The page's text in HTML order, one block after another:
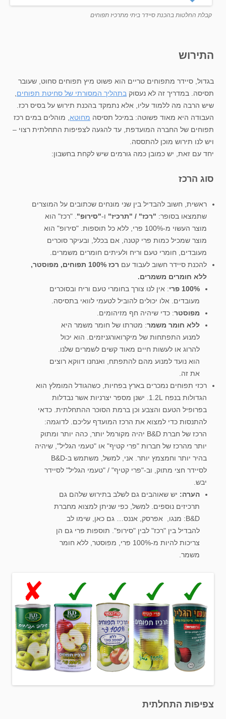
קבלת החלטות בהכנת סיידר ביתי מתרכיז תפוחים
התירוש
בגדול, סיידר מתפוחים טריים הוא פשוט מיץ תפוחים סחוט, שעובר
תסיסה. במדריך זה לא נעסוק בתהליך המסורתי של סחיטת תפוחים
שיש הרבה מה ללמוד עליו, אלא נתמקד בהכנת תירוש על בסיס רכז.
העבודה היא מאוד פשוטה: במיכל תסיסה מחוטא , מוהלים במים רכז
תפוחים של החברה המועדפת, עד להגעה לצפיפות התחלתית רצוי –
ויש לנו תירוש מוכן להתססה.
יחד עם זאת, יש כמובן כמה גורמים שיש לקחת בחשבון:
סוג הרכז
ראשית, חשוב להבדיל בין שני מונחים שכתובים על המוצרים
שתמצאו בסופר: "רכז" / "תרכיז" ו-"סירופ" . "רכז" הוא
מוצר העשוי מ-100% פרי, ללא כל תוספות. "סירופ" הוא
מוצר שמכיל כמות פרי קטנה, אם בכלל, ובעיקר סוכרים
מעובדים, חומרי טעם וריח ולעיתים חומרים משמרים.
להכנת סיידר חשוב לעבוד עם
רכז 100% תפוחים, מפוסטר,
ללא חומרים משמרים.
100% פרי
: אין לנו צורך בחומרי טעם וריח ובסוכרים
מעובדים. אלו יכולים להוביל לטעמי לוואי בתסיסה.
מפוסטר: כדי שיהיה חף מזיהומים.
ללא חומר משמר: מטרתו של חומר משמר היא
למנוע התפתחות של מיקרואורגניזמים. הוא יכול
להרוג או לעשות חיים מאוד קשים לשמרים שלנו.
הוא נועד למנוע מהם להתפתח, ואנחנו דווקא רוצים
את זה.
רכזי תפוחים נמכרים בארץ בפחיות, כשהגודל המומלץ הוא
הגדולות בנפח 1.2L. ישנן מספר יצרניות אשר נבדלות
בפרופיל הטעם והצבע וכן ברמת הסוכר ההתחלתית. כדאי
להתנסות כדי למצוא את הרכז המועדף עליכם. לדוגמה:
הרכז של חברת B&D יהיה מקורמל יותר, כהה יותר ומתוק
יותר מהרכז של חברות "פרי קטיף" או "טעמי הגליל", שיהיה
בהיר יותר וחמצמץ יותר. אני, למשל, משתמש ב-B&D
לסיידר חצי מתוק, וב-"פרי קטיף" / "טעמי הגליל" לסיידר
יבש.
הערה: יש שאוהבים גם לשלב בתירוש שלהם גם
תרכיזים נוספים. למשל, כפי שניתן למצוא מחברת
B&D: מנגו, אפרסק, אננס… גם כאן, שימו לב
להבדיל בין "רכז" לבין "סירופ". תוספות פרי גם הן
צריכות להיות מ-100% פרי, מפוסטר, ללא חומר
משמר.
צפיפות התחלתית